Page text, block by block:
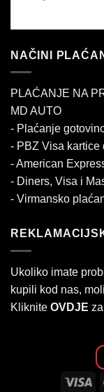
NAČINI
PLAĆANJE NA
MD AUTO
- Plaćanje
- PBZ Visa kartice
- American
- Diners, Visa i
- Virmansko
Ukoliko imate
kupili kod nas,
Kliknite OVDJE